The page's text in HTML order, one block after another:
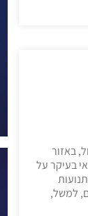
באזור
בעיקר על
למשל,